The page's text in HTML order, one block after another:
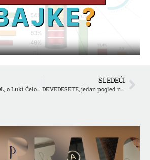
HOTEL BRISTOL, o Luki Ćeloviću, poznatim gostima, izbeglim vojnim penzionerima i budućnosti
SLEDEĆI
DEVEDESETE, jedan pogled na prošlost